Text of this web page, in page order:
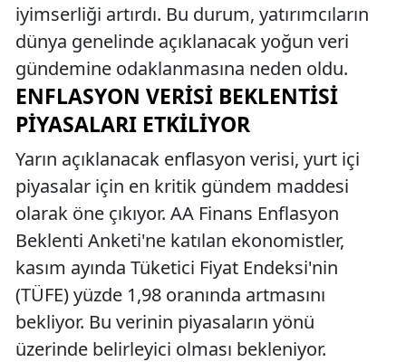
iyimserliği artırdı. Bu durum, yatırımcıların
dünya genelinde açıklanacak yoğun veri
gündemine odaklanmasına neden oldu.
ENFLASYON VERISI BEKLENTISI
PIYASALARI ETKILIYOR
Yarın açıklanacak enflasyon verisi, yurt içi
piyasalar için en kritik gündem maddesi
olarak öne çıkıyor. AA Finans Enflasyon
Beklenti Anketi'ne katılan ekonomistler,
kasım ayında Tüketici Fiyat Endeksi'nin
(TÜFE) yüzde 1,98 oranında artmasını
bekliyor. Bu verinin piyasaların yönü
üzerinde belirleyici olması bekleniyor.